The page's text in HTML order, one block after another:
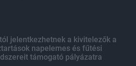
jelentkezhetnek a kivitelezők a
napelemes és fűtési
támogató pályázatra